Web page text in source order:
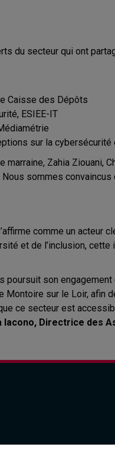
du secteur qui ont
Caisse des Dépôts
ESIEE-IT
sur la
marraine, Zahia
sommes
comme un acteur
et de l’inclusion,
son
Montoire sur le Loir,
ce secteur est
Iacono, Directrice des